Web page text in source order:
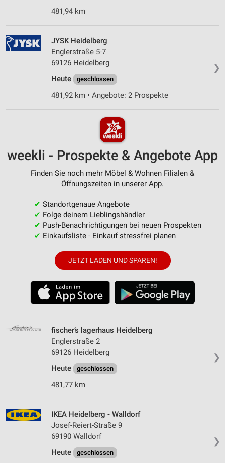
481,94 km
❯
JYSK Heidelberg
Englerstraße 5-7
69126 Heidelberg
Heute
geschlossen
481,92 km • Angebote: 2 Prospekte
weekli - Prospekte & Angebote App
Finden Sie noch mehr Möbel & Wohnen Filialen &
Öffnungszeiten in unserer App.
✔ Standortgenaue Angebote
✔ Folge deinem Lieblingshändler
✔ Push-Benachrichtigungen bei neuen Prospekten
✔ Einkaufsliste - Einkauf stressfrei planen
JETZT LADEN UND SPAREN!
❯
fischer’s lagerhaus Heidelberg
Englerstraße 2
69126 Heidelberg
Heute
geschlossen
481,77 km
❯
IKEA Heidelberg - Walldorf
Josef-Reiert-Straße 9
69190 Walldorf
Heute
geschlossen